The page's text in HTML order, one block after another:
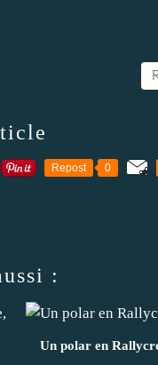
Repost 0
:
Un polar en